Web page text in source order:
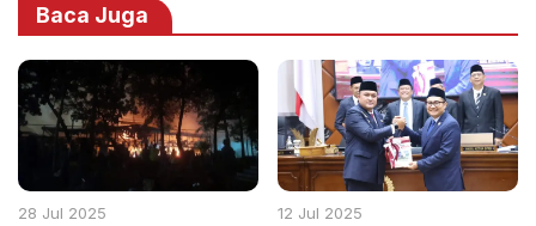
Baca Juga
28 Jul 2025 12 Jul 2025